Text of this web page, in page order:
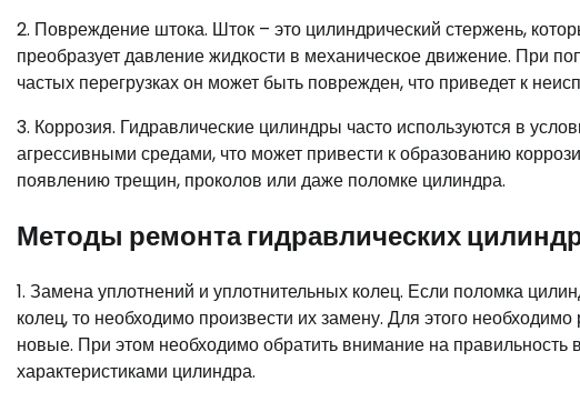
2. Повреждение штока. Шток – это цилиндрический стержень,
преобразует давление жидкости в механическое движение. При
частых перегрузках он может быть поврежден, что приведет к
3. Коррозия. Гидравлические цилиндры часто используются в
агрессивными средами, что может привести к образованию
появлению трещин, проколов или даже поломке цилиндра.
Методы ремонта гидравлических
1. Замена уплотнений и уплотнительных колец. Если поломка
колец, то необходимо произвести их замену. Для этого
новые. При этом необходимо обратить внимание на правильность
характеристиками цилиндра.